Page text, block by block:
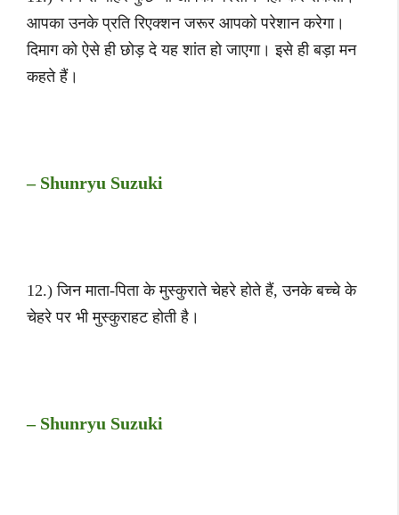
आपका उनके प्रति रिएक्शन जरूर आपको परेशान करेगा।
दिमाग को ऐसे ही छोड़ दे यह शांत हो जाएगा। इसे ही बड़ा मन
कहते हैं।
– Shunryu Suzuki
12.) जिन माता-पिता के मुस्कुराते चेहरे होते हैं, उनके बच्चे के
चेहरे पर भी मुस्कुराहट होती है।
– Shunryu Suzuki